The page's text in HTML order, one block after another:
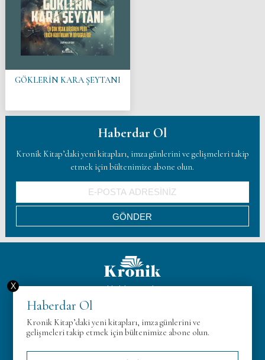
GÖKLERİN KARA ŞEYTANI
Haberdar Ol
Kronik Kitap’daki yeni kitapları, imza günlerini ve gelişmeleri takip
etmek için bültenimize abone olun.
Hakkımızda
Gizlilik Politikası
İletişim
Haberdar Ol
Kronik Kitap’daki yeni kitapları, imza günlerini ve
gelişmeleri takip etmek için bültenimize abone olun.
X